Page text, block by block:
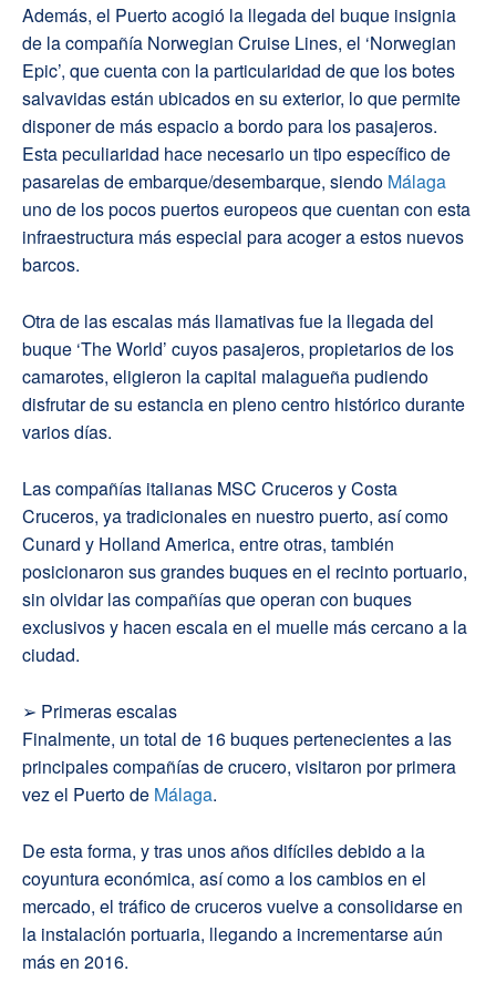
Además, el Puerto acogió la llegada del buque insignia
de la compañía Norwegian Cruise Lines, el ‘Norwegian
Epic’, que cuenta con la particularidad de que los botes
salvavidas están ubicados en su exterior, lo que permite
disponer de más espacio a bordo para los pasajeros.
Esta peculiaridad hace necesario un tipo específico de
pasarelas de embarque/desembarque, siendo Málaga
uno de los pocos puertos europeos que cuentan con esta
infraestructura más especial para acoger a estos nuevos
barcos.
Otra de las escalas más llamativas fue la llegada del
buque ‘The World’ cuyos pasajeros, propietarios de los
camarotes, eligieron la capital malagueña pudiendo
disfrutar de su estancia en pleno centro histórico durante
varios días.
Las compañías italianas MSC Cruceros y Costa
Cruceros, ya tradicionales en nuestro puerto, así como
Cunard y Holland America, entre otras, también
posicionaron sus grandes buques en el recinto portuario,
sin olvidar las compañías que operan con buques
exclusivos y hacen escala en el muelle más cercano a la
ciudad.
➢ Primeras escalas
Finalmente, un total de 16 buques pertenecientes a las
principales compañías de crucero, visitaron por primera
vez el Puerto de Málaga.
De esta forma, y tras unos años difíciles debido a la
coyuntura económica, así como a los cambios en el
mercado, el tráfico de cruceros vuelve a consolidarse en
la instalación portuaria, llegando a incrementarse aún
más en 2016.